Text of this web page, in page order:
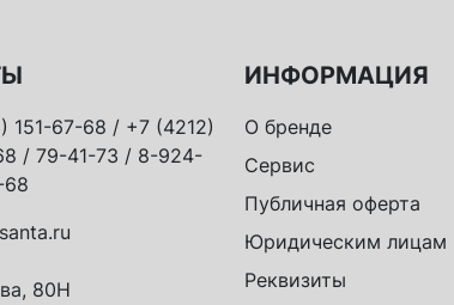
151-67-68 / +7 (4212)
/ 79-41-73 / 8-924-
80Н
ИНФОРМАЦИЯ
О бренде
Сервис
Публичная оферта
Юридическим лицам
Реквизиты